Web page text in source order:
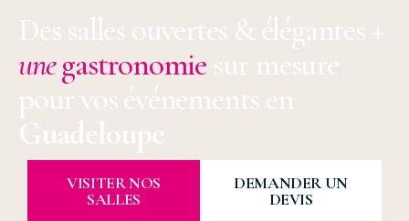
Des salles ouvertes & élégantes+
unegastronomie sur mesure
pour vos événements en
Guadeloupe
VISITER NOS
SALLES
DEMANDER UN
DEVIS